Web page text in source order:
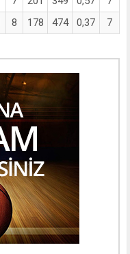
8 178 474 0,37 7